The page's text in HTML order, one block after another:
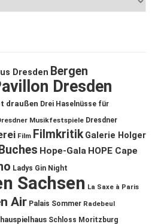
Dresden Bergen
Dresden
draußen Drei Haselnüsse für
Musikfestspiele Dresdner
Film Filmkritik Galerie Holger
Hope-Gala HOPE Cape
Ladys Gin Night
Sachsen La Saxe à Paris
Air Palais Sommer Radebeul
Schloss Moritzburg